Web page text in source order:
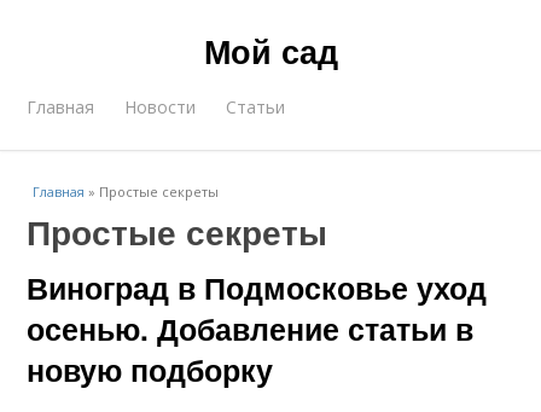
Мой сад
Главная Новости Статьи
Главная » Простые секреты
Простые секреты
Виноград в Подмосковье уход
осенью. Добавление статьи в
новую подборку